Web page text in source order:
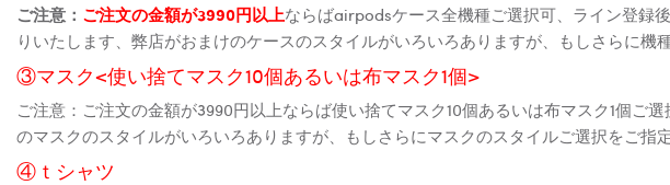
ご注意： ご注文の金額が3990円以上ならばairpodsケース全機種ご選択可、ライン登録
りいたします、弊店がおまけのケースのスタイルがいろいろありますが、もしさらに
③マスク<使い捨てマスク10個あるいは布マスク1個>
ご注意：ご注文の金額が3990円以上ならば使い捨てマスク10個あるいは布マスク1個
のマスクのスタイルがいろいろありますが、もしさらにマスクのスタイルご選択をご
④ｔシャツ